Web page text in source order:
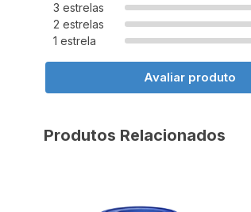
3 estrelas
2 estrelas
1 estrela
Avaliar produto
Produtos Relacionados